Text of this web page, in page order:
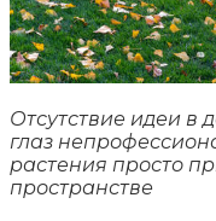
Отсутствие идеи в
глаз
растения просто
пространстве